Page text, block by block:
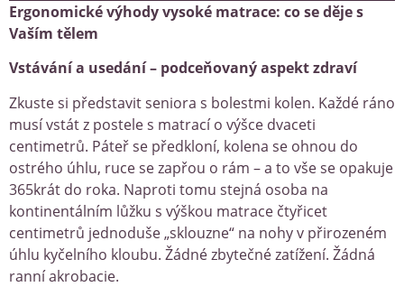
Ergonomické výhody vysoké matrace: co se děje s
Vaším tělem
Vstávání a usedání – podceňovaný aspekt zdraví
Zkuste si představit seniora s bolestmi kolen. Každé ráno
musí vstát z postele s matrací o výšce dvaceti
centimetrů. Páteř se předkloní, kolena se ohnou do
ostrého úhlu, ruce se zapřou o rám – a to vše se opakuje
365krát do roka. Naproti tomu stejná osoba na
kontinentálním lůžku s výškou matrace čtyřicet
centimetrů jednoduše „sklouzne“ na nohy v přirozeném
úhlu kyčelního kloubu. Žádné zbytečné zatížení. Žádná
ranní akrobacie.